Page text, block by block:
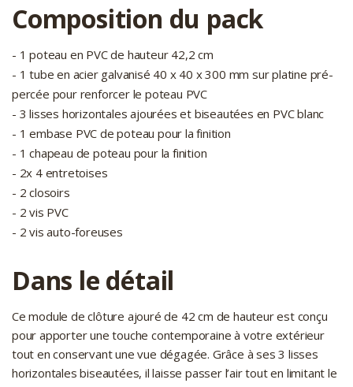
Composition du pack
- 1 poteau en PVC de hauteur 42,2 cm
- 1 tube en acier galvanisé 40 x 40 x 300 mm sur platine pré-
percée pour renforcer le poteau PVC
- 3 lisses horizontales ajourées et biseautées en PVC blanc
- 1 embase PVC de poteau pour la finition
- 1 chapeau de poteau pour la finition
- 2x 4 entretoises
- 2 closoirs
- 2 vis PVC
- 2 vis auto-foreuses
Dans le détail
Ce module de clôture ajouré de 42 cm de hauteur est conçu
pour apporter une touche contemporaine à votre extérieur
tout en conservant une vue dégagée. Grâce à ses 3 lisses
horizontales biseautées, il laisse passer l’air tout en limitant le